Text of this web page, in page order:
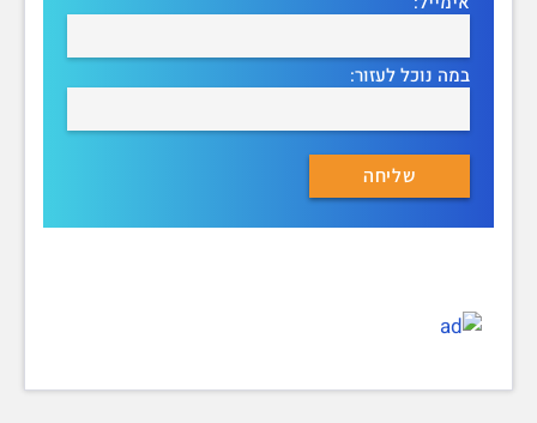
במה נוכל לעזור: